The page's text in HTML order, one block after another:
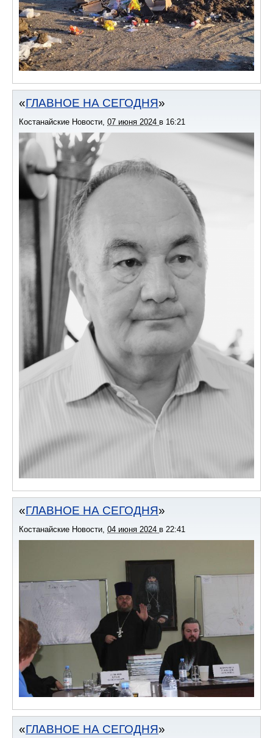
ГЛАВНОЕ НА СЕГОДНЯ
Костанайские Новости 07 июня 2024 в 16:21
ГЛАВНОЕ НА СЕГОДНЯ
Костанайские Новости 04 июня 2024 в 22:41
ГЛАВНОЕ НА СЕГОДНЯ